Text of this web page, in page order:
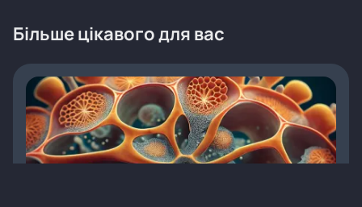
Більше цікавого для вас